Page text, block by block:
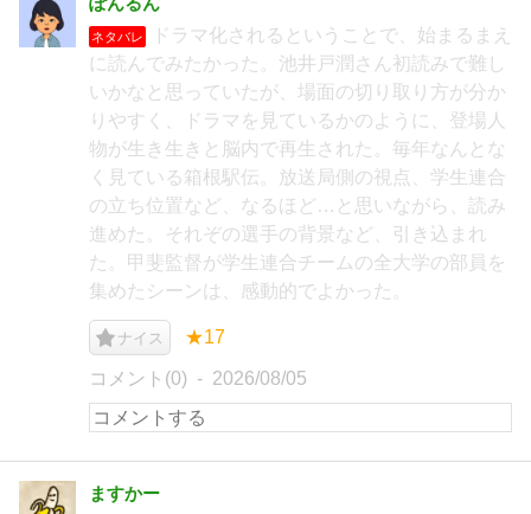
ネタバレ
ドラマ化されるということで、始まるまえ
に読んでみたかった。池井戸潤さん初読みで難し
いかなと思っていたが、場面の切り取り方が分か
りやすく、ドラマを見ているかのように、登場人
物が生き生きと脳内で再生された。毎年なんとな
く見ている箱根駅伝。放送局側の視点、学生連合
の立ち位置など、なるほど…と思いながら、読み
進めた。それぞの選手の背景など、引き込まれ
た。甲斐監督が学生連合チームの全大学の部員を
集めたシーンは、感動的でよかった。
ナイス ★17
コメント(0) 2026/08/05
ますかー